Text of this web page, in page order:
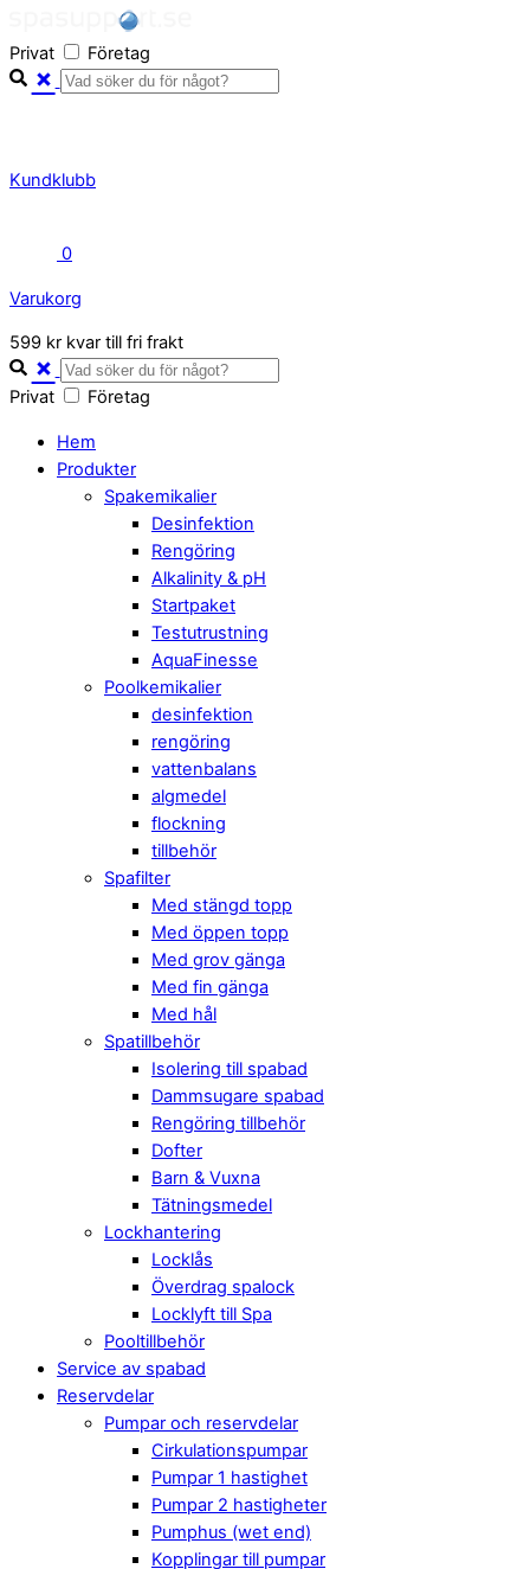
to
content
Privat Företag
Kundklubb
0
Varukorg
Close
Cart
599 kr kvar till fri frakt
Privat Företag
Hem
Produkter
Spakemikalier
Desinfektion
Rengöring
Alkalinity & pH
Startpaket
Testutrustning
AquaFinesse
Poolkemikalier
desinfektion
rengöring
vattenbalans
algmedel
flockning
tillbehör
Spafilter
Med stängd topp
Med öppen topp
Med grov gänga
Med fin gänga
Med hål
Spatillbehör
Isolering till spabad
Dammsugare spabad
Rengöring tillbehör
Dofter
Barn & Vuxna
Tätningsmedel
Lockhantering
Locklås
Överdrag spalock
Locklyft till Spa
Pooltillbehör
Service av spabad
Reservdelar
Pumpar och reservdelar
Cirkulationspumpar
Pumpar 1 hastighet
Pumpar 2 hastigheter
Pumphus (wet end)
Kopplingar till pumpar